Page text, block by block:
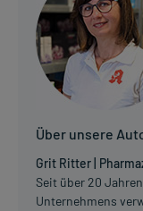
Über unsere
Grit Ritter |
Seit über 20
Unternehmens